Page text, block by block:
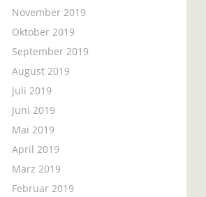
November 2019
Oktober 2019
September 2019
August 2019
Juli 2019
Juni 2019
Mai 2019
April 2019
März 2019
Februar 2019